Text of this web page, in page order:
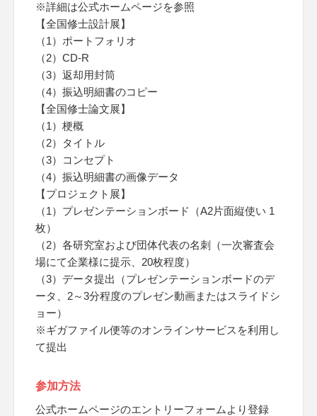
※詳細は公式ホームページを参照
【全国修士設計展】
（1）ポートフォリオ
（2）CD-R
（3）返却用封筒
（4）振込明細書のコピー
【全国修士論文展】
（1）梗概
（2）タイトル
（3）コンセプト
（4）振込明細書の画像データ
【プロジェクト展】
（1）プレゼンテーションボード（A2片面縦使い 1
枚）
（2）各研究室および団体代表の名刺（一次審査会
場にて企業様に提示、20枚程度）
（3）データ提出（プレゼンテーションボードのデ
ータ、2～3分程度のプレゼン動画またはスライドシ
ョー）
※ギガファイル便等のオンラインサービスを利用し
て提出
参加方法
公式ホームページのエントリーフォームより登録